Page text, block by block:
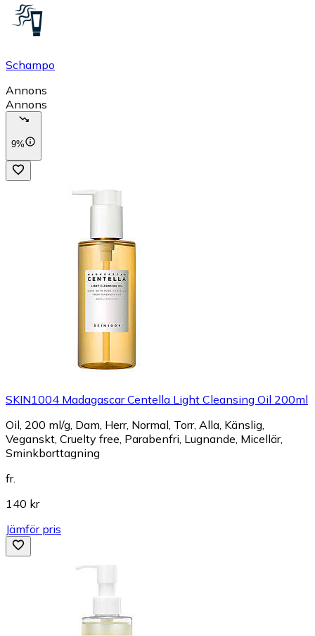
Schampo
Annons
Annons
9%
SKIN1004 Madagascar Centella Light Cleansing Oil 200ml
Oil, 200 ml/g, Dam, Herr, Normal, Torr, Alla, Känslig,
Veganskt, Cruelty free, Parabenfri, Lugnande, Micellär,
Sminkborttagning
fr.
140 kr
Jämför pris